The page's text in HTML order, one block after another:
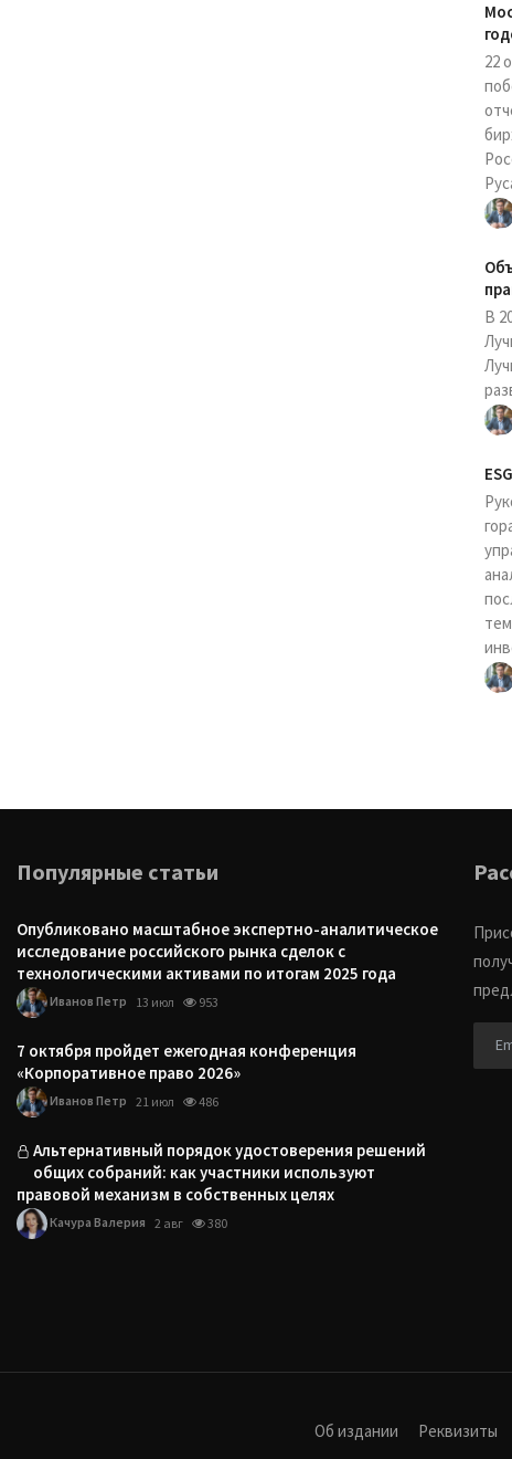
22
В
Популярные статьи
Опубликовано масштабное экспертно-аналитическое
исследование российского рынка сделок с
технологическими активами по итогам 2025 года
Иванов Петр 13 июл 953
7 октября пройдет ежегодная конференция
«Корпоративное право 2026»
Иванов Петр 21 июл 486
Альтернативный порядок удостоверения решений
общих собраний: как участники используют
правовой механизм в собственных целях
Качура Валерия 2 авг 380
Об издании Реквизиты